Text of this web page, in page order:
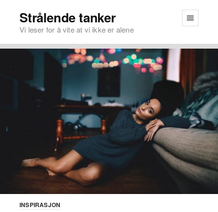
Strålende tanker
Vi leser for å vite at vi ikke er alene
INSPIRASJON